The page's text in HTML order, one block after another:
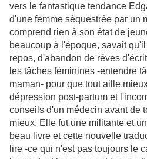
vers le fantastique tendance
d'une femme séquestrée par un
comprend rien à son état de
beaucoup à l'époque, savait
repos, d'abandon de rêves
les tâches féminines -entendre
maman- pour que tout aille
dépression post-partum et
conseils d'un médecin avant de
mieux. Elle fut une militante et
beau livre et cette nouvelle
lire -ce qui n'est pas toujours le